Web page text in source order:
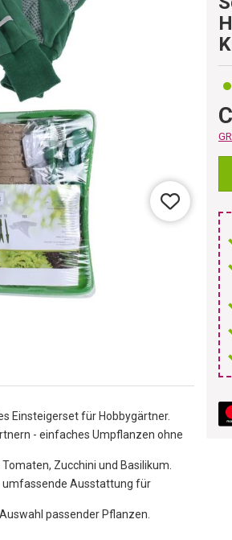
Einsteigerset für Hobbygärtner.
- einfaches Umpflanzen ohne
Zucchini und Basilikum.
umfassende Ausstattung für
passender Pflanzen.